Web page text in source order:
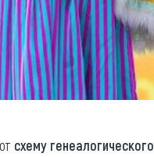
схему генеалогического